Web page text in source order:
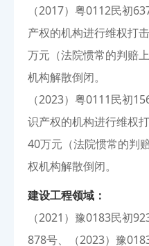
（2017）粤0112民初
产权的机构进行维权打
万元（法院惯常的判赔
机构解散倒闭。
（2023）粤0111民初
识产权的机构进行维权
40万元（法院惯常的判
权机构解散倒闭。
建设工程领域：
（2021）豫0183民初
878号、（2023）豫